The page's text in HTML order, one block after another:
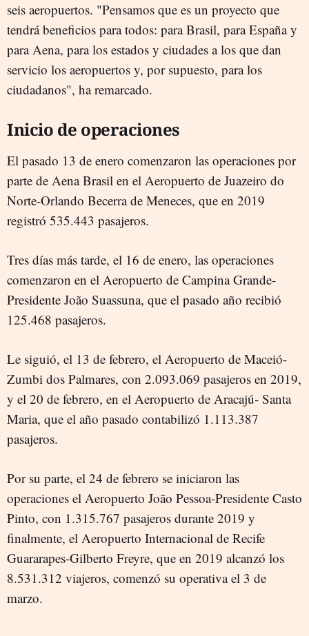
seis aeropuertos. "Pensamos que es un proyecto que
tendrá beneficios para todos: para Brasil, para España y
para Aena, para los estados y ciudades a los que dan
servicio los aeropuertos y, por supuesto, para los
ciudadanos", ha remarcado.
Inicio de operaciones
El pasado 13 de enero comenzaron las operaciones por
parte de Aena Brasil en el Aeropuerto de Juazeiro do
Norte-Orlando Becerra de Meneces, que en 2019
registró 535.443 pasajeros.
Tres días más tarde, el 16 de enero, las operaciones
comenzaron en el Aeropuerto de Campina Grande-
Presidente João Suassuna, que el pasado año recibió
125.468 pasajeros.
Le siguió, el 13 de febrero, el Aeropuerto de Maceió-
Zumbi dos Palmares, con 2.093.069 pasajeros en 2019,
y el 20 de febrero, en el Aeropuerto de Aracajú- Santa
Maria, que el año pasado contabilizó 1.113.387
pasajeros.
Por su parte, el 24 de febrero se iniciaron las
operaciones el Aeropuerto João Pessoa-Presidente Casto
Pinto, con 1.315.767 pasajeros durante 2019 y
finalmente, el Aeropuerto Internacional de Recife
Guararapes-Gilberto Freyre, que en 2019 alcanzó los
8.531.312 viajeros, comenzó su operativa el 3 de
marzo.